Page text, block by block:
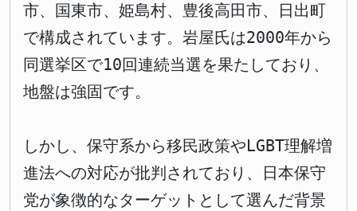
市、国東市、姫島村、豊後高田市、日出町
で構成されています。岩屋氏は2000年から
同選挙区で10回連続当選を果たしており、
地盤は強固です。
しかし、保守系から移民政策やLGBT理解増
進法への対応が批判されており、日本保守
党が象徴的なターゲットとして選んだ背景